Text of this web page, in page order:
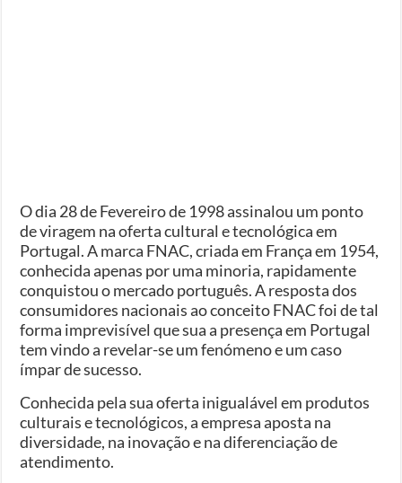
O dia 28 de Fevereiro de 1998 assinalou um ponto
de viragem na oferta cultural e tecnológica em
Portugal. A marca FNAC, criada em França em 1954,
conhecida apenas por uma minoria, rapidamente
conquistou o mercado português. A resposta dos
consumidores nacionais ao conceito FNAC foi de tal
forma imprevisível que sua a presença em Portugal
tem vindo a revelar-se um fenómeno e um caso
ímpar de sucesso.
Conhecida pela sua oferta inigualável em produtos
culturais e tecnológicos, a empresa aposta na
diversidade, na inovação e na diferenciação de
atendimento.